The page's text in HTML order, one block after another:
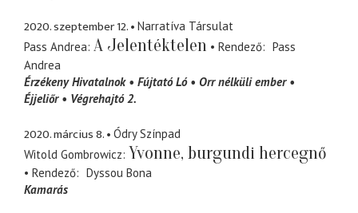
2020. szeptember 12.
Narratíva Társulat
Pass Andrea A Jelentéktelen Rendező
Pass
Andrea
Érzékeny Hivatalnok
Fújtató Ló
Orr nélküli ember
Éjjeliőr
Végrehajtó 2.
2020. március 8.
Ódry Színpad
Witold Gombrowicz Yvonne, burgundi hercegnő
Rendező
Dyssou Bona
Kamarás